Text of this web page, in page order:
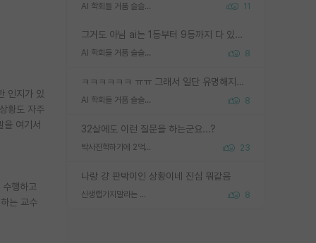
AI 학회들 거품 슬슬 지적이 나오네요 11
그거도 아님 ai는 1등부터 9등까지 다 있음 그거도 없는 사람은 뭐냐 교수가 그냥 못하게 한거 1등급도 교수가 막으면 안됨
AI 학회들 거품 슬슬 지적이 나오네요 8
ㅋㅋㅋㅋㅋㅋ ㅠㅠ 그래서 일단 유명해지는게 중요한거같습니다
AI 학회들 거품 슬슬 지적이 나오네요 8
32살에도 이런 질문을 하는군요...?
박사진학하기에 2억은 괜찮은 (?) 정도의 경제력인가요 23
나랑 걍 판박이인 상황이네 진심 뭐같음
신생랩가지말라는 이유가 있었구나 8
인지가 있
황도 자주
여기서
행하고
는 교수